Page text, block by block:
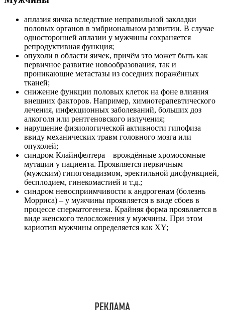
аплазия яичка вследствие неправильной закладки
половых органов в эмбриональном развитии. В случае
односторонней аплазии у мужчины сохраняется
репродуктивная функция;
опухоли в области яичек, причём это может быть как
первичное развитие новообразования, так и
проникающие метастазы из соседних поражённых
тканей;
снижение функции половых клеток на фоне влияния
внешних факторов. Например, химиотерапевтического
лечения, инфекционных заболеваний, больших доз
алкоголя или рентгеновского излучения;
нарушение физиологической активности гипофиза
ввиду механических травм головного мозга или
опухолей;
синдром Клайнфелтера – врождённые хромосомные
мутации у пациента. Проявляется первичным
(мужским) гипогонадизмом, эректильной дисфункцией,
бесплодием, гинекомастией и т.д.;
синдром невосприимчивости к андрогенам (болезнь
Морриса) – у мужчины проявляется в виде сбоев в
процессе сперматогенеза. Крайняя форма проявляется в
виде женского телосложения у мужчины. При этом
кариотип мужчины определяется как XY;